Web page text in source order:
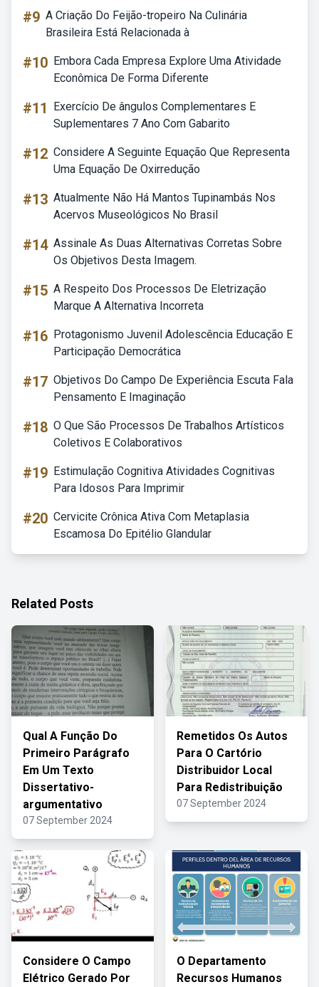
#9 A Criação Do Feijão-tropeiro Na Culinária
Brasileira Está Relacionada à
#10 Embora Cada Empresa Explore Uma Atividade
Econômica De Forma Diferente
#11
Exercício De ângulos Complementares E
Suplementares 7 Ano Com Gabarito
#12 Considere A Seguinte Equação Que Representa
Uma Equação De Oxirredução
#13 Atualmente Não Há Mantos Tupinambás Nos
Acervos Museológicos No Brasil
#14 Assinale As Duas Alternativas Corretas Sobre
Os Objetivos Desta Imagem.
#15 A Respeito Dos Processos De Eletrização
Marque A Alternativa Incorreta
#16 Protagonismo Juvenil Adolescência Educação E
Participação Democrática
#17 Objetivos Do Campo De Experiência Escuta Fala
Pensamento E Imaginação
#18 O Que São Processos De Trabalhos Artísticos
Coletivos E Colaborativos
#19 Estimulação Cognitiva Atividades Cognitivas
Para Idosos Para Imprimir
#20 Cervicite Crônica Ativa Com Metaplasia
Escamosa Do Epitélio Glandular
Related Posts
Qual A Função Do
Primeiro Parágrafo
Em Um Texto
Dissertativo-
argumentativo
07 September 2024
Remetidos Os Autos
Para O Cartório
Distribuidor Local
Para Redistribuição
07 September 2024
Considere O Campo
Elétrico Gerado Por
O Departamento
Recursos Humanos